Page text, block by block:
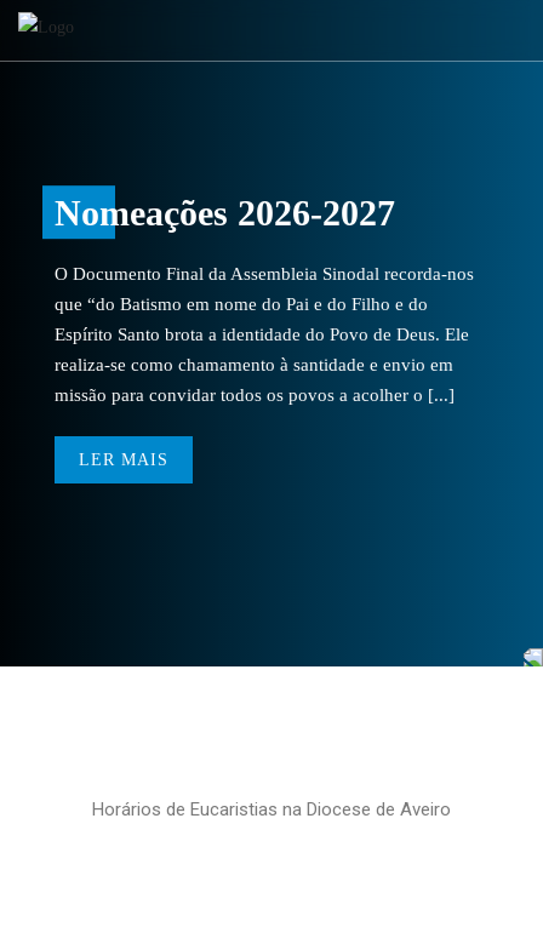
Nomeações 2026-2027
O Documento Final da Assembleia Sinodal recorda-nos
que “do Batismo em nome do Pai e do Filho e do
Espírito Santo brota a identidade do Povo de Deus. Ele
realiza-se como chamamento à santidade e envio em
missão para convidar todos os povos a acolher o [...]
LER MAIS
Horários de Eucaristias na Diocese de Aveiro